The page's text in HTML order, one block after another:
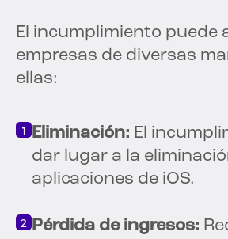
El incumplimiento puede
empresas de diversas
ellas:
Eliminación: El
dar lugar a la
aplicaciones de iOS.
Pérdida de ingresos: